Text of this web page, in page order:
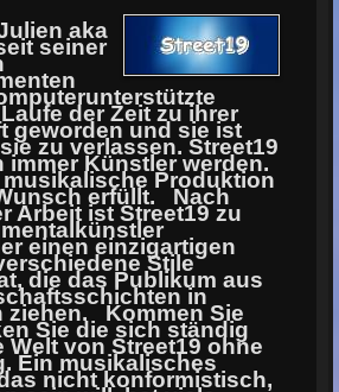
aka
seiner
der Zeit zu ihrer
geworden und sie ist
zu verlassen. Street19
immer Künstler werden.
Produktion
erfüllt. Nach
Arbeit ist Street19 zu
einen einzigartigen
Stile
die das Publikum aus
in
ziehen. Kommen Sie
Sie die sich ständig
Welt von Street19 ohne
Ein musikalisches
nicht konformistisch,